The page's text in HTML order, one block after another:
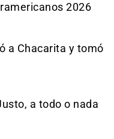
2026
a Chacarita y tomó
a todo o nada